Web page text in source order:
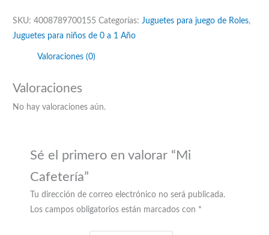
SKU:4008789700155 Categorías:Juguetes para juego de Roles,
Juguetes para niños de 0 a 1 Año
Valoraciones (0)
Valoraciones
No hay valoraciones aún.
Sé el primero en valorar “Mi
Cafetería”
Tu dirección de correo electrónico no será publicada.
Los campos obligatorios están marcados con *